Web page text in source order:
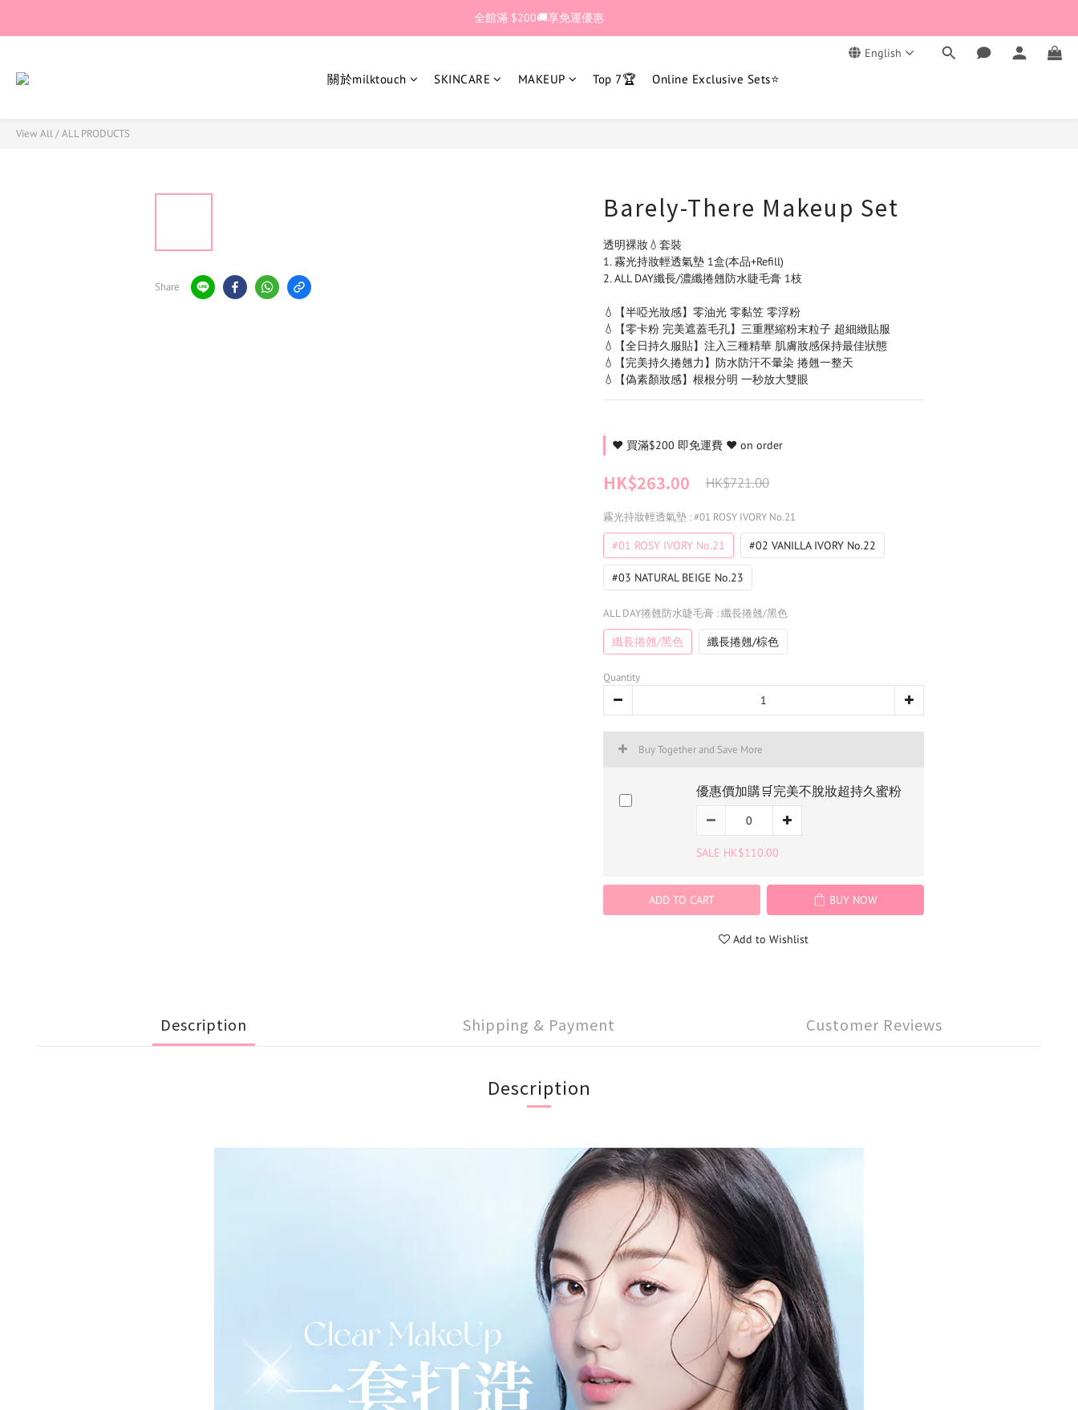
🎊加入官網會員 即獲$30購物金💰
🎊加入官網會員 即獲$30購物金💰
🎊加入官網會員 即獲$30購物金💰
English
關於milktouch SKINCARE MAKEUP Top 7🏆 Online Exclusive Sets⭐
View All/ALL PRODUCTS
Share
Barely-There Makeup Set
透明裸妝💧套裝
1. 霧光持妝輕透氣墊 1盒(本品+Refill)
2. ALL DAY纖長/濃纖捲翹防水睫毛膏 1枝
💧【半啞光妝感】零油光 零黏笠 零浮粉
💧【零卡粉 完美遮蓋毛孔】三重壓縮粉末粒子 超細緻貼服
💧【全日持久服貼】注入三種精華 肌膚妝感保持最佳狀態
💧【完美持久捲翹力】防水防汗不暈染 捲翹一整天
💧【偽素顏妝感】根根分明 一秒放大雙眼
❤️ 買滿$200 即免運費 ❤️ on order
HK$263.00 HK$721.00
霧光持妝輕透氣墊 : #01 ROSY IVORY No.21
#01 ROSY IVORY No.21 #02 VANILLA IVORY No.22
#03 NATURAL BEIGE No.23
ALL DAY捲翹防水睫毛膏 : 纖長捲翹/黑色
纖長捲翹/黑色 纖長捲翹/棕色
Quantity
Buy Together and Save More
優惠價加購🛒完美不脫妝超持久蜜粉
SALE HK$110.00
ADD TO CART BUY NOW
Add to Wishlist
Description Shipping & Payment Customer Reviews
Description